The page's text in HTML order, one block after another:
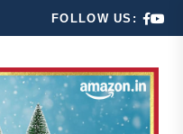
FOLLOW US: